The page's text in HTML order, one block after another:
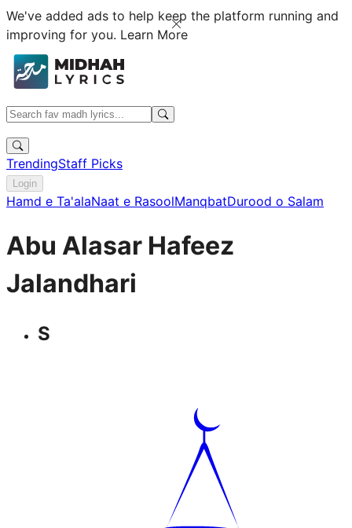
We've added ads to help keep the platform running and
improving for you. Learn More
TrendingStaff Picks
Login
Hamd e Ta'alaNaat e RasoolManqbatDurood o Salam
Abu Alasar Hafeez
Jalandhari
S